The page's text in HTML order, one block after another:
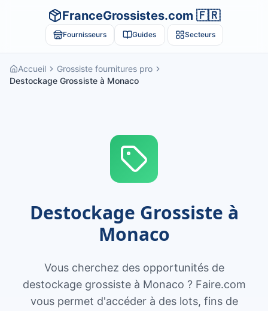
FranceGrossistes.com 🇫🇷
Fournisseurs Guides Secteurs
Accueil
Grossiste fournitures pro
Destockage Grossiste à Monaco
Destockage Grossiste à
Monaco
Vous cherchez des opportunités de
destockage grossiste à Monaco ? Faire.com
vous permet d'accéder à des lots, fins de